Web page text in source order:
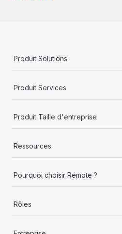
Produit Solutions
Produit Services
Produit Taille d'entreprise
Ressources
Pourquoi choisir Remote ?
Rôles